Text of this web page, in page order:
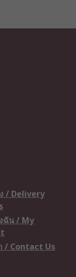
/ Delivery
ฉัน / My
/ Contact Us